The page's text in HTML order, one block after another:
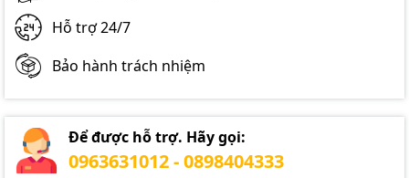
Hỗ trợ 24/7
Bảo hành trách nhiệm
Để được hỗ trợ. Hãy gọi:
0963631012 - 0898404333